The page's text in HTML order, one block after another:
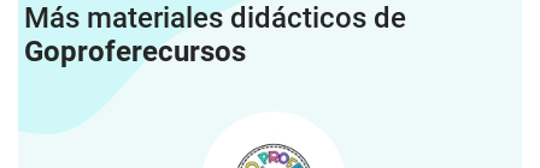
Más materiales didácticos de
Goproferecursos